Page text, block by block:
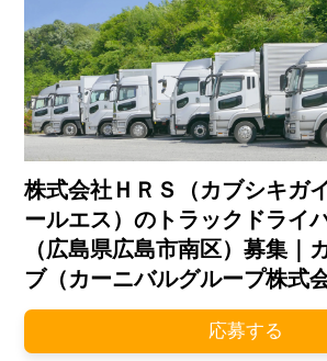
株式会社ＨＲＳ（カブシキガ
ールエス）のトラックドライ
（広島県広島市南区）募集｜
ブ（カーニバルグループ株式会
応募する